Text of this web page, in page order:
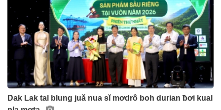
Dak Lak tal blung juă nua sĭ mơdrô boh durian ƀơi kual